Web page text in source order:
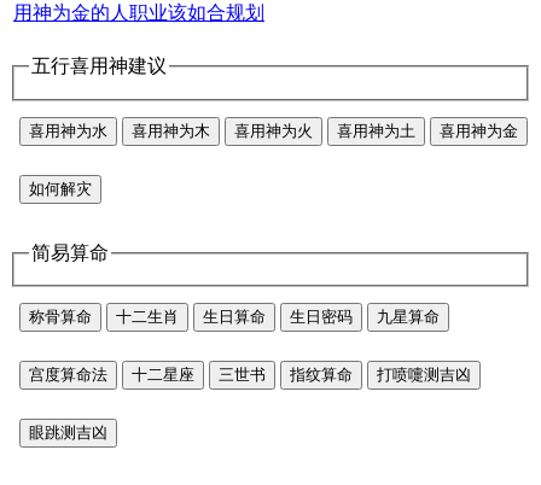
用神为金的人职业该如合规划
五行喜用神建议
喜用神为水 喜用神为木 喜用神为火 喜用神为土 喜用神为金
如何解灾
简易算命
称骨算命 十二生肖 生日算命 生日密码 九星算命
宫度算命法 十二星座 三世书 指纹算命 打喷嚏测吉凶
眼跳测吉凶